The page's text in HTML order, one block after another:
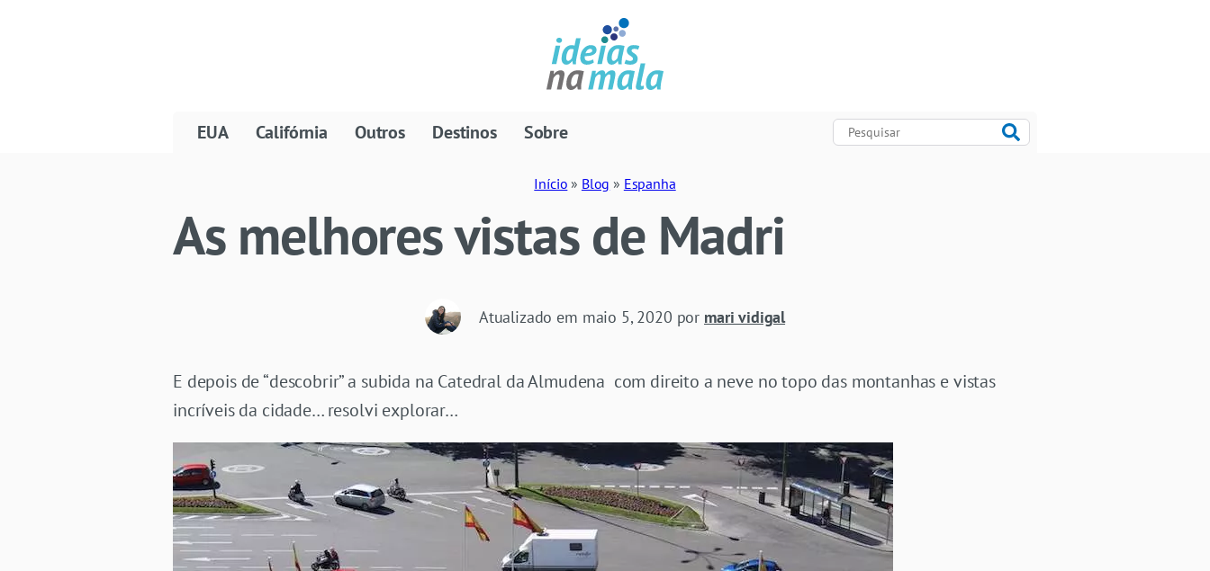
EUA Califórnia Outros Destinos Sobre
Início » Blog » Espanha
As melhores vistas de Madri
Atualizado em maio 5, 2020 por mari vidigal
E depois de “descobrir” a subida na Catedral da Almudena com direito a neve no topo das montanhas e vistas
incríveis da cidade… resolvi explorar…